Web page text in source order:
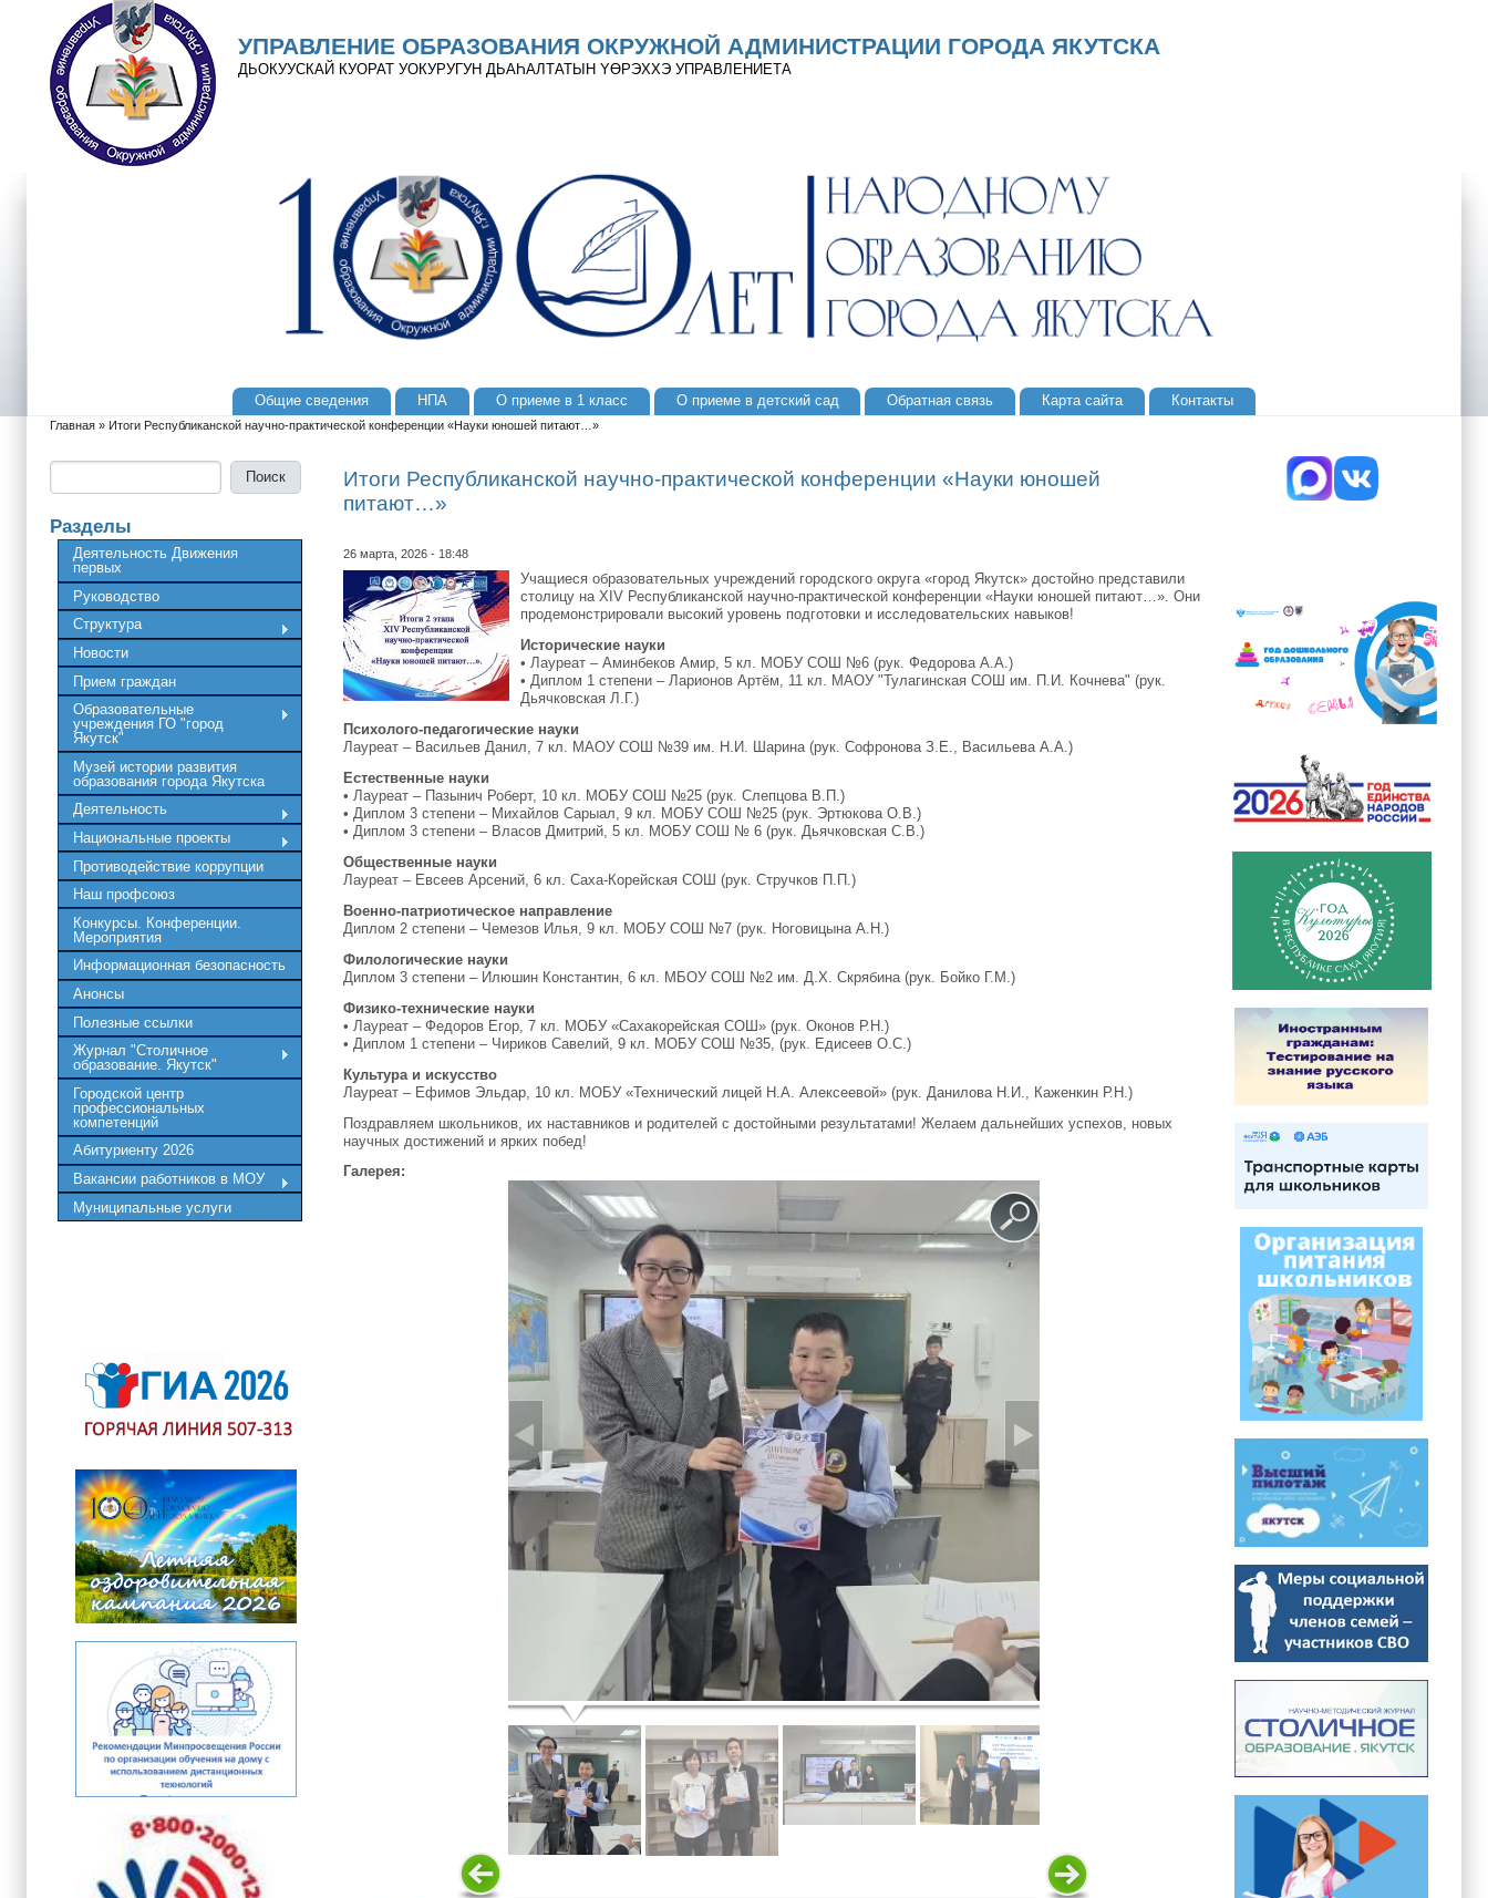
Перейти к основному содержанию
Skip to search
УПРАВЛЕНИЕ ОБРАЗОВАНИЯ ОКРУЖНОЙ АДМИНИСТРАЦИИ ГОРОДА ЯКУТСКА
ДЬОКУУСКАЙ КУОРАТ УОКУРУГУН ДЬАҺАЛТАТЫН YӨРЭХХЭ УПРАВЛЕНИЕТА
Общие сведения НПА О приеме в 1 класс О приеме в детский сад Обратная связь Карта сайта Контакты
Вы здесь
Главная » Итоги Республиканской научно-практической конференции «Науки юношей питают…»
Разделы
Деятельность Движения
первых
Руководство
Структура
Новости
Прием граждан
Образовательные
учреждения ГО "город
Якутск"
Музей истории развития
образования города Якутска
Деятельность
Национальные проекты
Противодействие коррупции
Наш профсоюз
Конкурсы. Конференции.
Мероприятия
Информационная безопасность
Анонсы
Полезные ссылки
Журнал "Столичное
образование. Якутск"
Городской центр
профессиональных
компетенций
Абитуриенту 2026
Вакансии работников в МОУ
Муниципальные услуги
Итоги Республиканской научно-практической конференции «Науки юношей
питают…»
26 марта, 2026 - 18:48
Учащиеся образовательных учреждений городского округа «город Якутск» достойно представили
столицу на ХIV Республиканской научно-практической конференции «Науки юношей питают…». Они
продемонстрировали высокий уровень подготовки и исследовательских навыков!
Исторические науки
• Лауреат – Аминбеков Амир, 5 кл. МОБУ СОШ №6 (рук. Федорова А.А.)
• Диплом 1 степени – Ларионов Артём, 11 кл. МАОУ "Тулагинская СОШ им. П.И. Кочнева" (рук.
Дьячковская Л.Г.)
Психолого-педагогические науки
Лауреат – Васильев Данил, 7 кл. МАОУ СОШ №39 им. Н.И. Шарина (рук. Софронова З.Е., Васильева А.А.)
Естественные науки
• Лауреат – Пазынич Роберт, 10 кл. МОБУ СОШ №25 (рук. Слепцова В.П.)
• Диплом 3 степени – Михайлов Сарыал, 9 кл. МОБУ СОШ №25 (рук. Эртюкова О.В.)
• Диплом 3 степени – Власов Дмитрий, 5 кл. МОБУ СОШ № 6 (рук. Дьячковская С.В.)
Общественные науки
Лауреат – Евсеев Арсений, 6 кл. Саха-Корейская СОШ (рук. Стручков П.П.)
Военно-патриотическое направление
Диплом 2 степени – Чемезов Илья, 9 кл. МОБУ СОШ №7 (рук. Ноговицына А.Н.)
Филологические науки
Диплом 3 степени – Илюшин Константин, 6 кл. МБОУ СОШ №2 им. Д.Х. Скрябина (рук. Бойко Г.М.)
Физико-технические науки
• Лауреат – Федоров Егор, 7 кл. МОБУ «Сахакорейская СОШ» (рук. Оконов Р.Н.)
• Диплом 1 степени – Чириков Савелий, 9 кл. МОБУ СОШ №35, (рук. Едисеев О.С.)
Культура и искусство
Лауреат – Ефимов Эльдар, 10 кл. МОБУ «Технический лицей Н.А. Алексеевой» (рук. Данилова Н.И., Каженкин Р.Н.)
Поздравляем школьников, их наставников и родителей с достойными результатами! Желаем дальнейших успехов, новых
научных достижений и ярких побед!
Галерея: